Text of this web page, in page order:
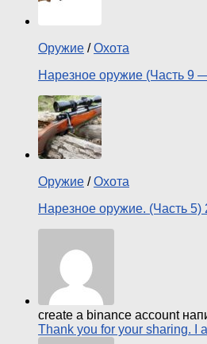
Оружие /Охота
Нарезное оружие (Часть 9
Оружие /Охота
Нарезное оружие. (Часть 5)
create a binance account
Thank you for your sharing. I